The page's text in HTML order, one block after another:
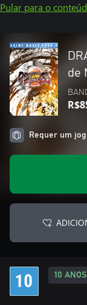
Pular para o
de
Requer um
10 ANOS